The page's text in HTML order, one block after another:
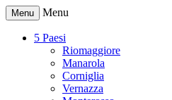
Menu Menu
5 Paesi
Riomaggiore
Manarola
Corniglia
Vernazza